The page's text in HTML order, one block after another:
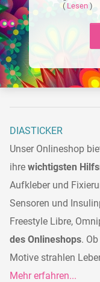
( Lesen )
DIASTICKER
Unser Onlineshop
ihre wichtigsten
Aufkleber und
Sensoren und
Freestyle Libre,
des Onlineshops.
Motive strahlen
Mehr erfahren...